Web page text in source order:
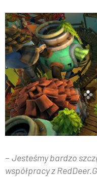
– Jesteśmy bardzo
współpracy z